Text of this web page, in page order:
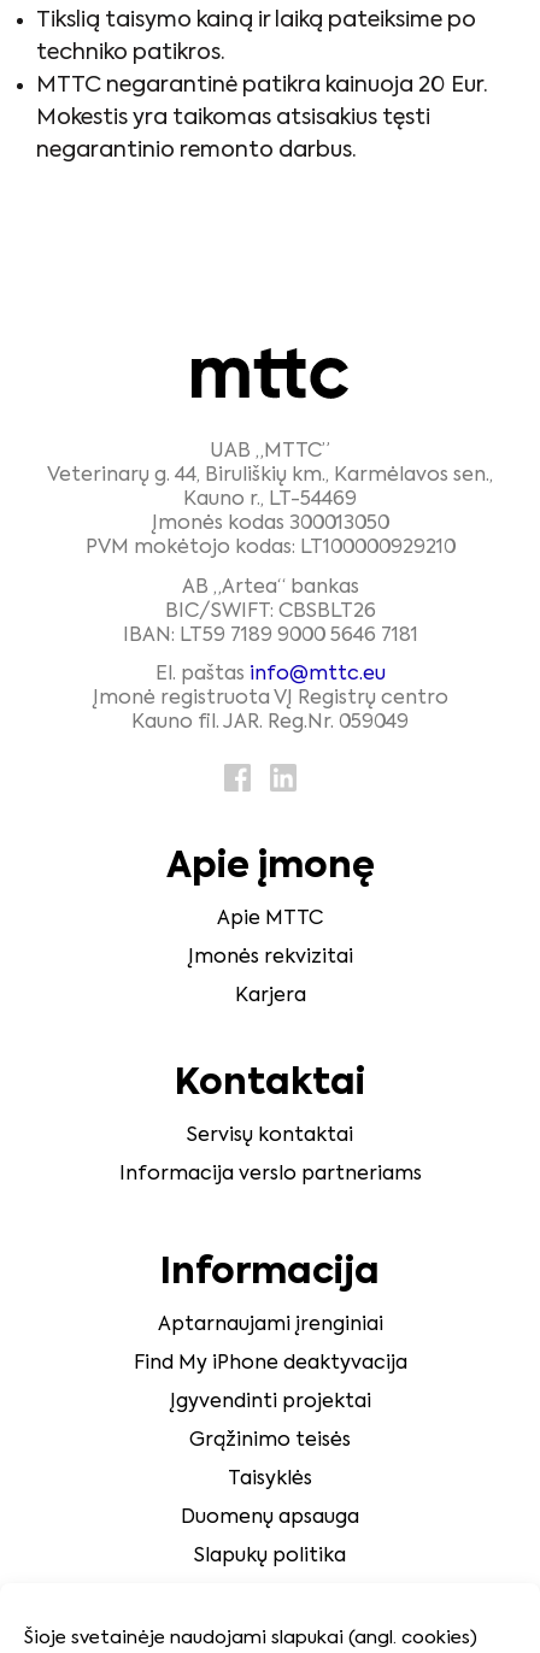
Šioje svetainėje naudojami slapukai (angl. cookies)
Tikslią taisymo kainą ir laiką pateiksime po
techniko patikros.
MTTC negarantinė patikra kainuoja 20 Eur.
Mokestis yra taikomas atsisakius tęsti
negarantinio remonto darbus.
UAB „MTTC”
Veterinarų g. 44, Biruliškių km., Karmėlavos sen.,
Kauno r., LT-54469
Įmonės kodas 300013050
PVM mokėtojo kodas: LT100000929210
AB „Artea“ bankas
BIC/SWIFT: CBSBLT26
IBAN: LT59 7189 9000 5646 7181
El. paštas info@mttc.eu
Įmonė registruota VĮ Registrų centro
Kauno fil. JAR. Reg.Nr. 059049
Apie įmonę
Apie MTTC
Įmonės rekvizitai
Karjera
Kontaktai
Servisų kontaktai
Informacija verslo partneriams
Informacija
Aptarnaujami įrenginiai
Find My iPhone deaktyvacija
Įgyvendinti projektai
Grąžinimo teisės
Taisyklės
Duomenų apsauga
Slapukų politika